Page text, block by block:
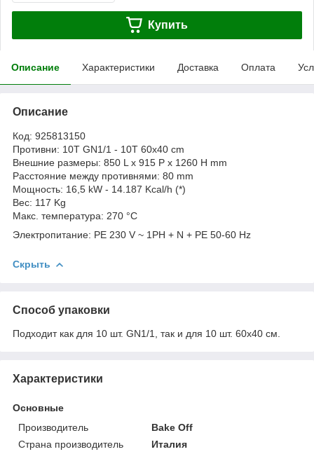
Купить
Описание Характеристики Доставка Оплата
Описание
Код: 925813150
Противни: 10T GN1/1 - 10T 60x40 cm
Внешние размеры: 850 L x 915 P x 1260 H mm
Расстояние между противнями: 80 mm
Мощность: 16,5 kW - 14.187 Kcal/h (*)
Вес: 117 Kg
Макс. температура: 270 °C
Электропитание: PE 230 V ~ 1PH + N + PE 50-60 Hz
Скрыть
Способ упаковки
Подходит как для 10 шт. GN1/1, так и для 10 шт. 60x40 см.
Характеристики
Основные
Производитель
Bake Off
Страна производитель
Италия